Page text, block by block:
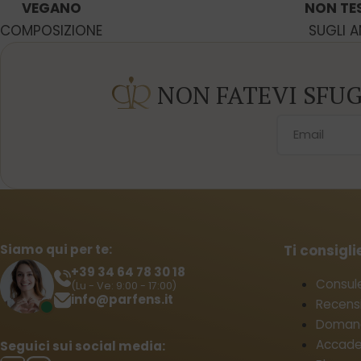
VEGANO
COMPOSIZIONE
NON
SUGLI
NON FATEVI
Siamo qui per te:
+39 34 64 78 30 18
(Lu - Ve: 9:00 - 17:00)
info@parfens.it
Seguici sui social media:
Ti